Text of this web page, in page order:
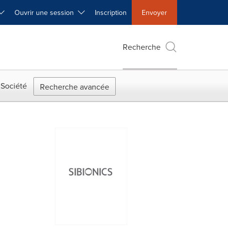
Ouvrir une session Inscription Envoyer
Recherche
Société Recherche avancée